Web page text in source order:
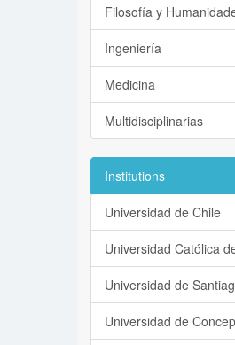
Filosofía y
Ingeniería
Medicina
Multidisciplinarias
Institutions
Universidad de Chile
Universidad Católica
Universidad de
Universidad de